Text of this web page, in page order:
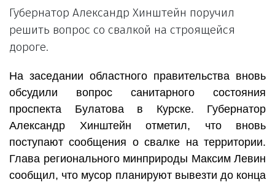
Губернатор Александр Хинштейн поручил
решить вопрос со свалкой на строящейся
дороге.
На заседании областного правительства вновь
обсудили вопрос санитарного состояния
проспекта Булатова в Курске. Губернатор
Александр Хинштейн отметил, что вновь
поступают сообщения о свалке на территории.
Глава регионального минприроды Максим Левин
сообщил, что мусор планируют вывезти до конца